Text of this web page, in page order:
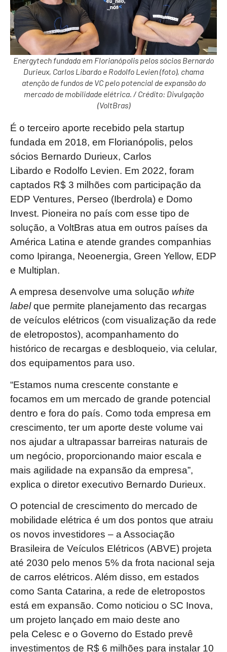
Energytech fundada em Florianópolis pelos sócios Bernardo
Durieux, Carlos Libardo e Rodolfo Levien (foto), chama
atenção de fundos de VC pelo potencial de expansão do
mercado de mobilidade elétrica. / Crédito: Divulgação
(VoltBras)
É o terceiro aporte recebido pela startup
fundada em 2018, em Florianópolis, pelos
sócios Bernardo Durieux, Carlos
Libardo e Rodolfo Levien. Em 2022, foram
captados R$ 3 milhões com participação da
EDP Ventures, Perseo (Iberdrola) e Domo
Invest. Pioneira no país com esse tipo de
solução, a VoltBras atua em outros países da
América Latina e atende grandes companhias
como Ipiranga, Neoenergia, Green Yellow, EDP
e Multiplan.
A empresa desenvolve uma solução white
labelque permite planejamento das recargas
de veículos elétricos (com visualização da rede
de eletropostos), acompanhamento do
histórico de recargas e desbloqueio, via celular,
dos equipamentos para uso.
“Estamos numa crescente constante e
focamos em um mercado de grande potencial
dentro e fora do país. Como toda empresa em
crescimento, ter um aporte deste volume vai
nos ajudar a ultrapassar barreiras naturais de
um negócio, proporcionando maior escala e
mais agilidade na expansão da empresa”,
explica o diretor executivo Bernardo Durieux.
O potencial de crescimento do mercado de
mobilidade elétrica é um dos pontos que atraiu
os novos investidores – a Associação
Brasileira de Veículos Elétricos (ABVE) projeta
até 2030 pelo menos 5% da frota nacional seja
de carros elétricos. Além disso, em estados
como Santa Catarina, a rede de eletropostos
está em expansão. Como noticiou o SC Inova,
um projeto lançado em maio deste ano
pela Celesc e o Governo do Estado prevê
investimentos de R$ 6 milhões para instalar 10